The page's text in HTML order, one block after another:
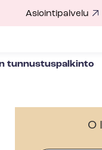
Asiointipalvelu
tunnustuspalkinto